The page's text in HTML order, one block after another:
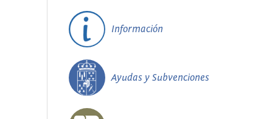
Información
Ayudas y Subvenciones